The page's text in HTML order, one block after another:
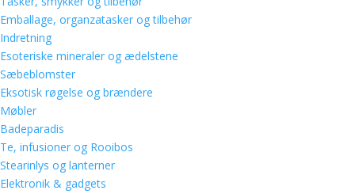
Emballage, organzatasker og tilbehør
Indretning
Esoteriske mineraler og ædelstene
Sæbeblomster
Eksotisk røgelse og brændere
Møbler
Badeparadis
Te, infusioner og Rooibos
Stearinlys og lanterner
Elektronik & gadgets